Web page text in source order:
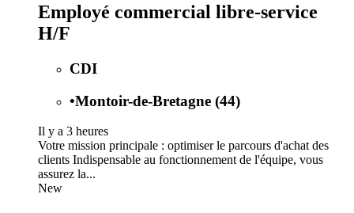
Employé commercial libre-service
H/F
CDI
•Montoir-de-Bretagne (44)
Il y a 3 heures
Votre mission principale : optimiser le parcours d'achat des
clients Indispensable au fonctionnement de l'équipe, vous
assurez la...
New